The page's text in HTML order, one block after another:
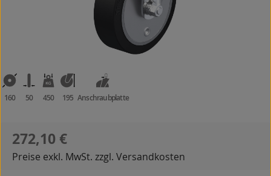
160 50 450 195 Anschraubplatte
Regulärer Preis:
272,10 €
Preise exkl. MwSt. zzgl. Versandkosten